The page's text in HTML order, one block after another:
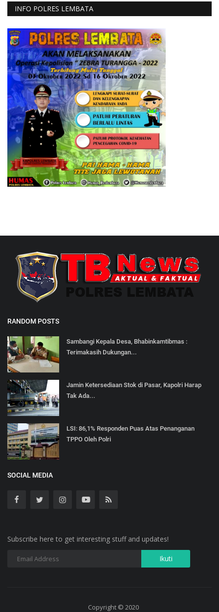
INFO POLRES LEMBATA
RANDOM POSTS
Sambangi Kepala Desa, Bhabinkamtibmas :
Terimakasih Dukungan...
Jamin Ketersediaan Stok di Pasar, Kapolri Harap
Tak Ada...
LSI: 86,1% Responden Puas Atas Penanganan
TPPO Oleh Polri
SOCIAL MEDIA
Subscribe here to get interesting stuff and updates!
Copyright © 2020